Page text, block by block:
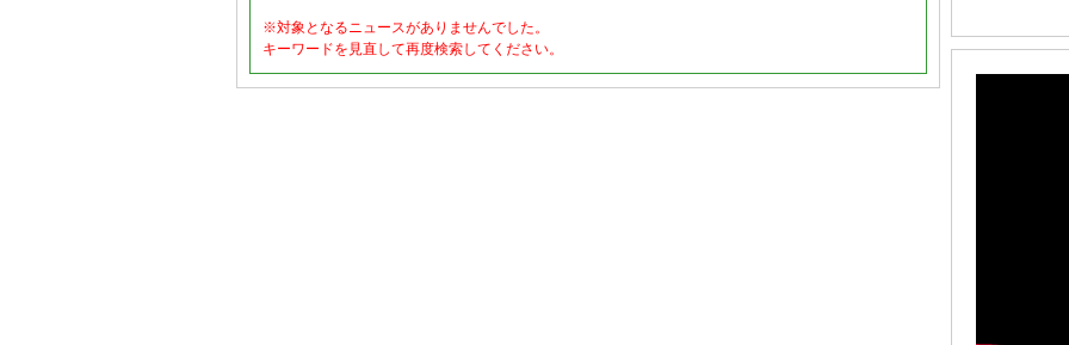
※対象となるニュースがありませんでした。
キーワードを見直して再度検索してください。